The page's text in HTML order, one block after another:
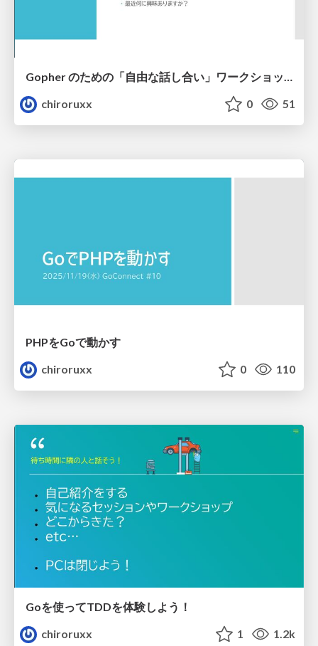
Gopher のための「自由な話し合い」ワークショップ
chiroruxx
0 51
PHPをGoで動かす
chiroruxx
0 110
Goを使ってTDDを体験しよう！
chiroruxx
1 1.2k